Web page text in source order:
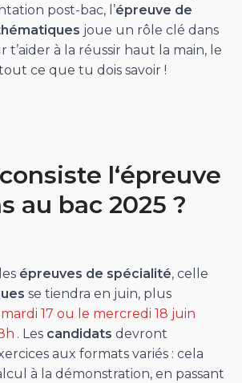
post-bac, l’épreuve de
joue un rôle clé dans
t’aider à la réussir haut la main, le
ce que tu dois savoir !
l‘épreuve
au bac 2025 ?
épreuves de spécialité, celle
se tiendra en juin, plus
mardi 17 ou le mercredi 18 juin
. Les candidats devront
aux formats variés : cela
à la démonstration, en passant